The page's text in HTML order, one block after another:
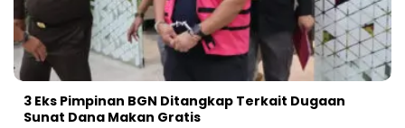
3 Eks Pimpinan BGN Ditangkap Terkait Dugaan
Sunat Dana Makan Gratis